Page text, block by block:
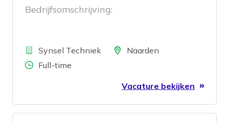
Bedrijfsomschrijving:
BedrijfSynsel Techniek LocatieNaarden
Aantal uren
Full-time
Vacature bekijken